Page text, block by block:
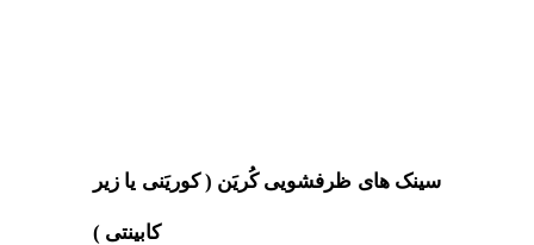
سینک های ظرفشویی کُریَن ( کوریَنی یا زیر
کابینتی )